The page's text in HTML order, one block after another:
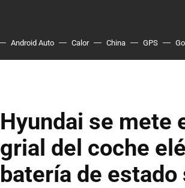
Android Auto Calor China GPS
Hyundai se mete
grial del coche
batería de